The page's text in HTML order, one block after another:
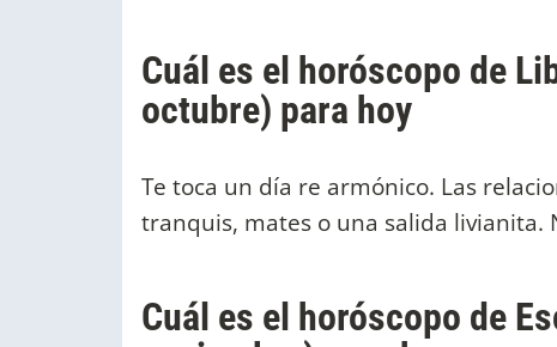
Cuál es el horóscopo de
octubre) para hoy
Te toca un día re armónico. Las
tranquis, mates o una salida livianita.
Cuál es el horóscopo de